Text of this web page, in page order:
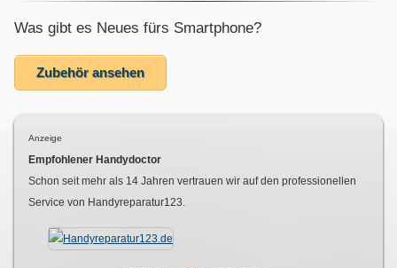
Was gibt es Neues fürs Smartphone?
Zubehör ansehen
Anzeige
Empfohlener Handydoctor
Schon seit mehr als 14 Jahren vertrauen wir auf den professionellen
Service von Handyreparatur123.